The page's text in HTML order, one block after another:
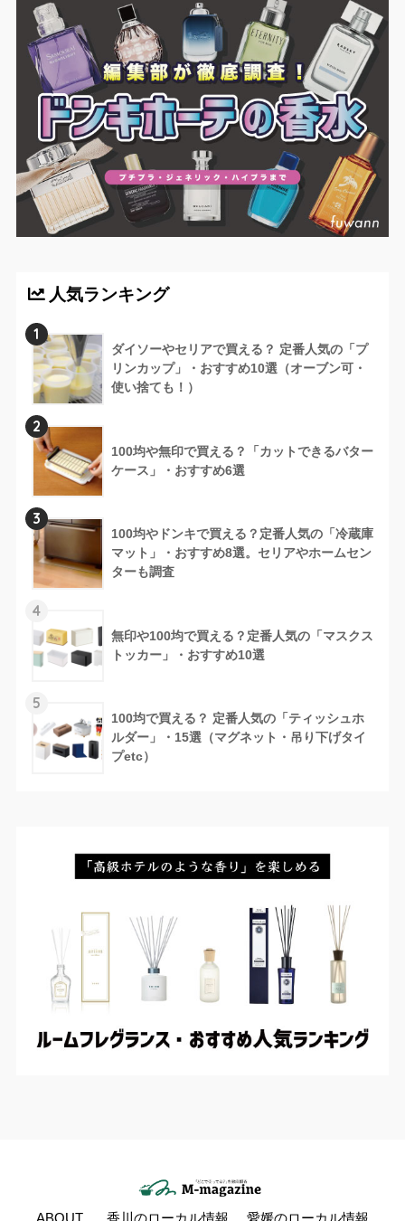
人気ランキング
1
ダイソーやセリアで買える？ 定番人気の「プ
リンカップ」・おすすめ10選（オーブン可・
使い捨ても！）
2
100均や無印で買える？「カットできるバター
ケース」・おすすめ6選
3
100均やドンキで買える？定番人気の「冷蔵庫
マット」・おすすめ8選。セリアやホームセン
ターも調査
4
無印や100均で買える？定番人気の「マスクス
トッカー」・おすすめ10選
5
100均で買える？ 定番人気の「ティッシュホ
ルダー」・15選（マグネット・吊り下げタイ
プetc）
ABOUT 香川のローカル情報 愛媛のローカル情報